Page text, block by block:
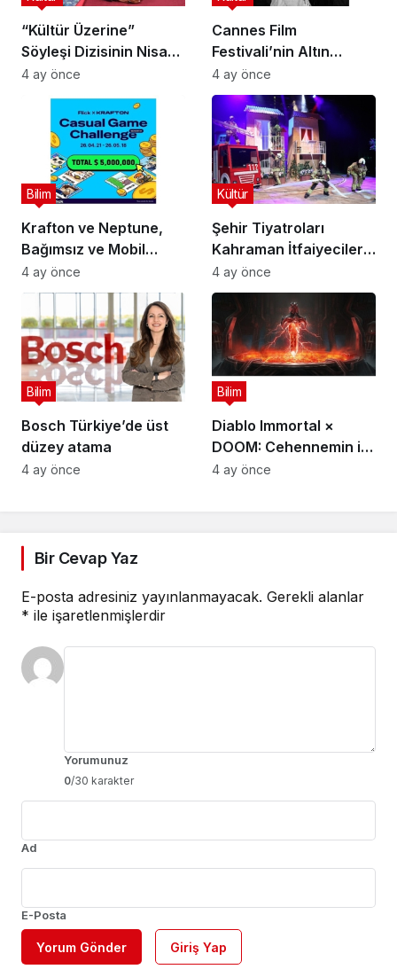
“Kültür Üzerine”
Söyleşi Dizisinin Nisan
Ayı Konuğu Doç. Dr.
Gökçe Dervişoğlu
Okandan Oldu!
4 ay önce
Cannes Film
Festivali’nin Altın
Çağını Mercek Altına
Alıyor
4 ay önce
Krafton ve Neptune,
Bağımsız ve Mobil
Oyun Geliştiricileri İçin
5 Milyon Dolarlık
Küresel Oyun
Yarışmasını Başlattı
Bilim
4 ay önce
Şehir Tiyatroları
Kahraman İtfaiyecilerin
Hikayesini “İtfaiyecinin
Sırrı” Oyunuyla
Anlatıyor
Kültür
4 ay önce
Bosch Türkiye’de üst
düzey atama
Bilim
4 ay önce
Diablo Immortal ×
DOOM: Cehennemin iki
efsanevi vizyonu
Bilim
4 ay önce
Bir Cevap Yaz
E-posta adresiniz yayınlanmayacak. Gerekli alanlar
* ile işaretlenmişlerdir
Yorumunuz
0/30 karakter
Ad
E-Posta
Yorum Gönder Giriş Yap